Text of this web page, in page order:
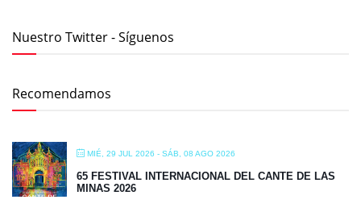
Nuestro Twitter - Síguenos
Recomendamos
MIÉ, 29 JUL 2026 - SÁB, 08 AGO 2026
65 FESTIVAL INTERNACIONAL DEL CANTE DE LAS
MINAS 2026